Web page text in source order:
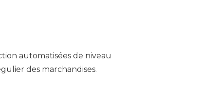
automatisées de niveau
des marchandises.